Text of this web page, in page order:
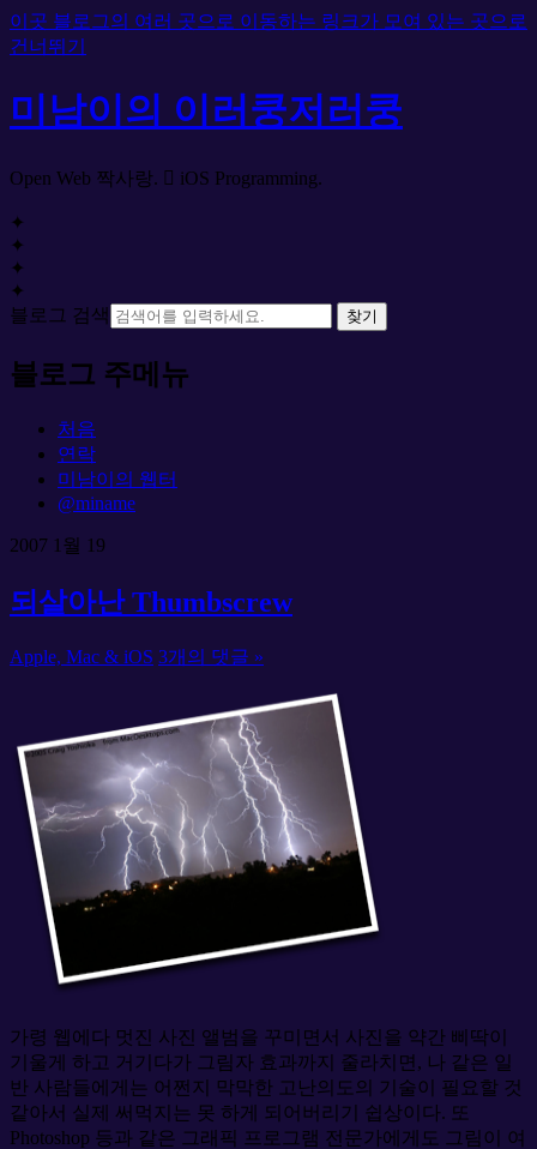
이곳 블로그의 여러 곳으로 이동하는 링크가 모여 있는 곳으로
건너뛰기
미남이의 이러쿵저러쿵
Open Web 짝사랑.  iOS Programming.
✦
✦
✦
✦
블로그 검색
찾기
블로그 주메뉴
처음
연락
미남이의 웹터
@miname
2007 1월 19
되살아난 Thumbscrew
Apple, Mac & iOS 3개의 댓글 »
가령 웹에다 멋진 사진 앨범을 꾸미면서 사진을 약간 삐딱이
기울게 하고 거기다가 그림자 효과까지 줄라치면, 나 같은 일
반 사람들에게는 어쩐지 막막한 고난의도의 기술이 필요할 것
같아서 실제 써먹지는 못 하게 되어버리기 쉽상이다. 또
Photoshop 등과 같은 그래픽 프로그램 전문가에게도 그림이 여